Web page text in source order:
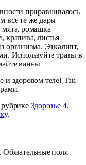
приравнивалось
все те же дары
ромашка –
крапива, листья
организма. Эвкалипт,
Используйте травы в
ванны.
и здоровом теле! Так
рубрике Здоровье 4.
.
Обязательные поля